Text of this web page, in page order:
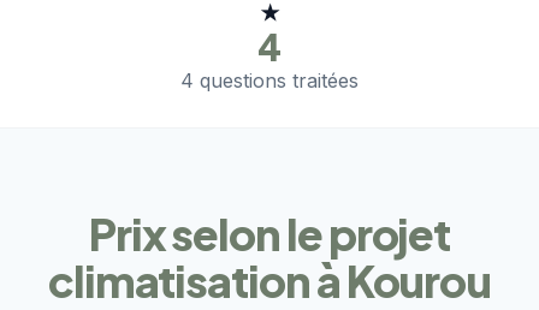
★
4
4 questions traitées
Prix selon le projet
climatisation à Kourou